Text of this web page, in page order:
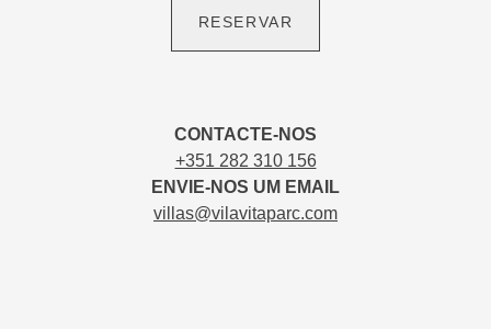
RESERVAR
CONTACTE-NOS
+351 282 310 156
ENVIE-NOS UM EMAIL
villas@vilavitaparc.com